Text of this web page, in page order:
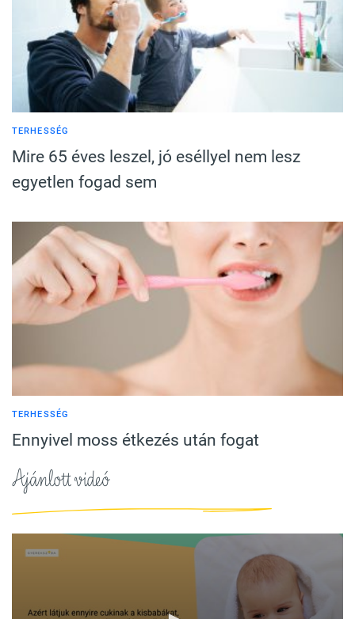
TERHESSÉG
Mire 65 éves leszel, jó eséllyel nem lesz
egyetlen fogad sem
TERHESSÉG
Ennyivel moss étkezés után fogat
Ajánlott videó